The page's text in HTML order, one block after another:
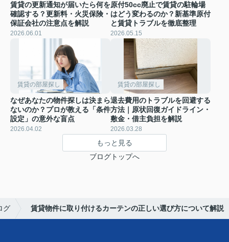
賃貸の更新通知が届いたら何を
確認する？更新料・火災保険・
保証会社の注意点を解説
2026.06.01
原付50cc廃止で賃貸の駐輪場
はどう変わるのか？新基準原付
と賃貸トラブルを徹底整理
2026.05.15
賃貸の部屋探し
なぜあなたの物件探しは決まら
ないのか？プロが教える「条件
設定」の意外な盲点
2026.04.02
賃貸の部屋探し
退去費用のトラブルを回避する
方法｜原状回復ガイドライン・
敷金・借主負担を解説
2026.03.28
もっと見る
ブログトップへ
グ 賃貸物件に取り付けるカーテンの正しい選び方について解説